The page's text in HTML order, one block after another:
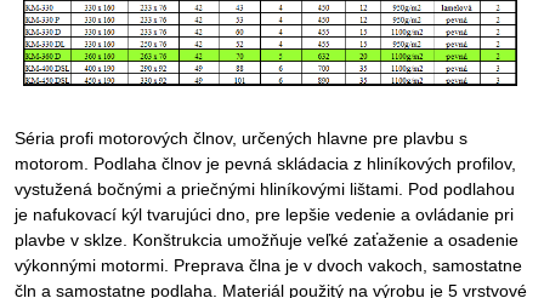
Séria profi motorových člnov, určených hlavne pre plavbu s
motorom. Podlaha člnov je pevná skládacia z hliníkových profilov,
vystužená bočnými a priečnými hliníkovými lištami. Pod podlahou
je nafukovací kýl tvarujúci dno, pre lepšie vedenie a ovládanie pri
plavbe v sklze. Konštrukcia umožňuje veľké zaťaženie a osadenie
výkonnými motormi. Preprava člna je v dvoch vakoch, samostatne
čln a samostatne podlaha. Materiál použitý na výrobu je 5 vrstvové